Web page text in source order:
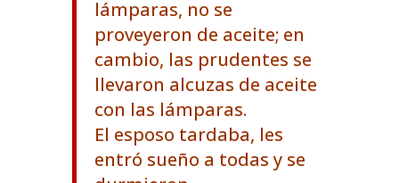
lámparas, no se
proveyeron de aceite; en
cambio, las prudentes se
llevaron alcuzas de aceite
con las lámparas.
El esposo tardaba, les
entró sueño a todas y se